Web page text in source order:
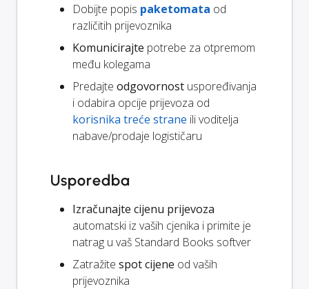
Dobijte popis paketomata od
različitih prijevoznika
Komunicirajte potrebe za otpremom
među kolegama
Predajte odgovornost uspoređivanja
i odabira opcije prijevoza od
korisnika treće strane ili voditelja
nabave/prodaje logističaru
Usporedba
Izračunajte cijenu prijevoza
automatski iz vaših cjenika i primite je
natrag u vaš Standard Books softver
Zatražite spot cijene od vaših
prijevoznika